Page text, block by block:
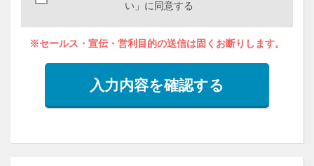
い」に同意する
※セールス・宣伝・営利目的の送信は固くお断りします。
入力内容を確認する